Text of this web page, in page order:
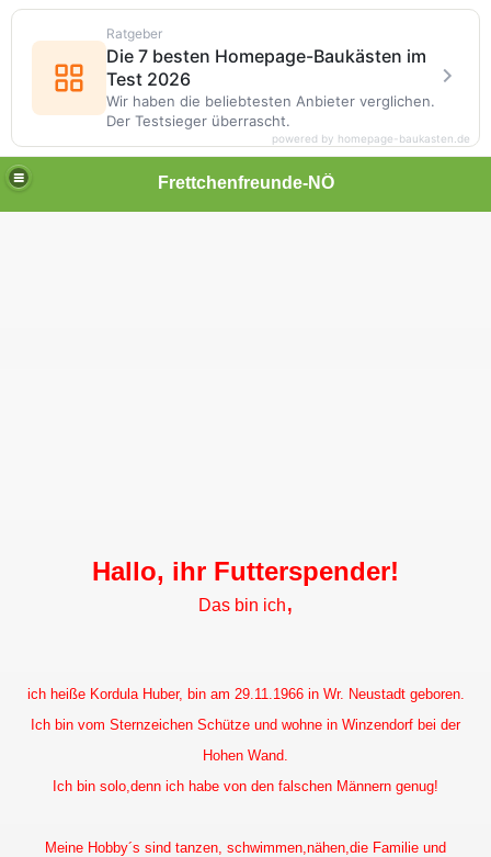
Frettchenfreunde-NÖ
Hallo, ihr Futterspender!
Das bin ich,
ich heiße Kordula Huber, bin am 29.11.1966 in Wr. Neustadt geboren.
Ich bin vom Sternzeichen Schütze und wohne in Winzendorf bei der
Hohen Wand.
Ich bin solo,denn ich habe von den falschen Männern genug!
Meine Hobby´s sind tanzen, schwimmen,nähen,die Familie und
Ratgeber
Die 7 besten Homepage-Baukästen im
Test 2026
Wir haben die beliebtesten Anbieter verglichen.
Der Testsieger überrascht.
powered by homepage-baukasten.de